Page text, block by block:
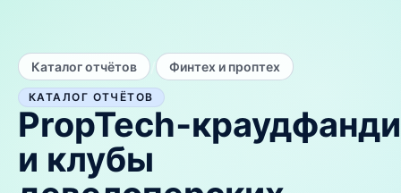
Каталог отчётов Финтех и проптех
КАТАЛОГ ОТЧЁТОВ
и клубы